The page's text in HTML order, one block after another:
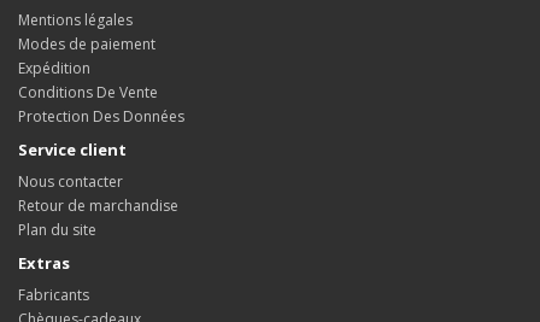
Mentions légales
Modes de paiement
Expédition
Conditions De Vente
Protection Des Données
Service client
Nous contacter
Retour de marchandise
Plan du site
Extras
Fabricants